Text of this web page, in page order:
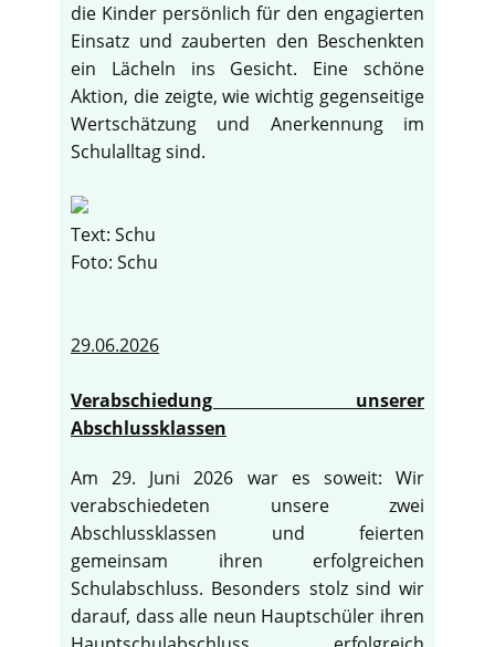
die Kinder persönlich für den engagierten
Einsatz und zauberten den Beschenkten
ein Lächeln ins Gesicht. Eine schöne
Aktion, die zeigte, wie wichtig gegenseitige
Wertschätzung und Anerkennung im
Schulalltag sind.
Text: Schu
Foto: Schu
29.06.2026
Verabschiedung unserer
Abschlussklassen
Am 29. Juni 2026 war es soweit: Wir
verabschiedeten unsere zwei
Abschlussklassen und feierten
gemeinsam ihren erfolgreichen
Schulabschluss. Besonders stolz sind wir
darauf, dass alle neun Hauptschüler ihren